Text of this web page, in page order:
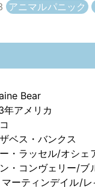
アニマルパニック
Bear
アメリカ
ベス・バンクス
・ラッセル/オシ
・コンヴェリー/
ーティンデイル/レ